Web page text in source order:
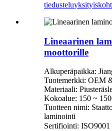
tiedustelu
Lineaarinen
moottorille
Alkuperäpaikka:
Tuotemerkki: OEM
Materiaali:
Kokoalue: 150 ~
Tuotteen nimi:
laminointi
Sertifiointi: